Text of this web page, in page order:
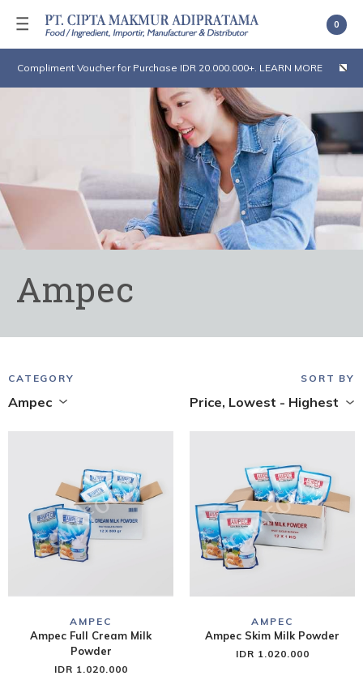
0
Compliment Voucher for Purchase IDR 20.000.000+. LEARN MORE
Ampec
CATEGORY
Ampec
SORT BY
Price, Lowest - Highest
AMPEC
Ampec Full Cream Milk
Powder
IDR 1.020.000
AMPEC
Ampec Skim Milk Powder
IDR 1.020.000